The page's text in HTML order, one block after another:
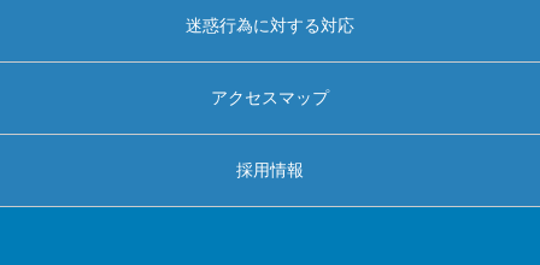
迷惑行為に対する対応
アクセスマップ
採用情報